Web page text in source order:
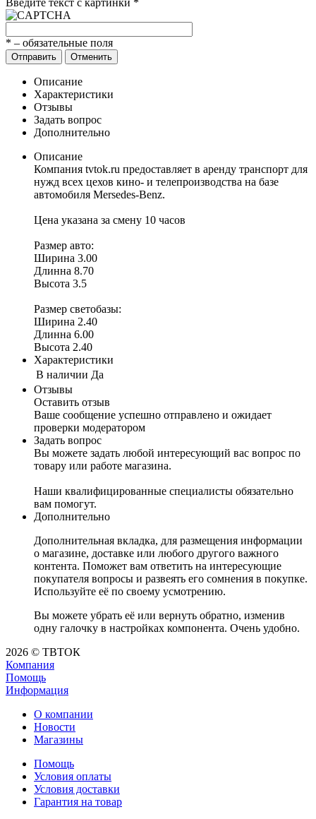
Введите текст с картинки *
* – обязательные поля
Отправить Отменить
Описание
Характеристики
Отзывы
Задать вопрос
Дополнительно
Описание
Компания tvtok.ru предоставляет в аренду транспорт для
нужд всех цехов кино- и телепроизводства на базе
автомобиля Mersedes-Benz.
Цена указана за смену 10 часов
Размер авто:
Ширина 3.00
Длинна 8.70
Высота 3.5
Размер cветобазы:
Ширина 2.40
Длинна 6.00
Высота 2.40
Характеристики
В наличии Да
Отзывы
Оставить отзыв
Ваше сообщение успешно отправлено и ожидает
проверки модератором
Задать вопрос
Вы можете задать любой интересующий вас вопрос по
товару или работе магазина.
Наши квалифицированные специалисты обязательно
вам помогут.
Дополнительно
Дополнительная вкладка, для размещения информации
о магазине, доставке или любого другого важного
контента. Поможет вам ответить на интересующие
покупателя вопросы и развеять его сомнения в покупке.
Используйте её по своему усмотрению.
Вы можете убрать её или вернуть обратно, изменив
одну галочку в настройках компонента. Очень удобно.
2026 © ТВТОК
Компания
Помощь
Информация
О компании
Новости
Магазины
Помощь
Условия оплаты
Условия доставки
Гарантия на товар